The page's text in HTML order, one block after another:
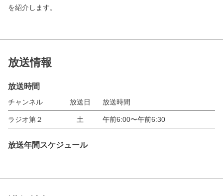
を紹介します。
放送情報
放送時間
チャンネル 放送日 放送時間
ラジオ第２ 土 午前6:00〜午前6:30
放送年間スケジュール